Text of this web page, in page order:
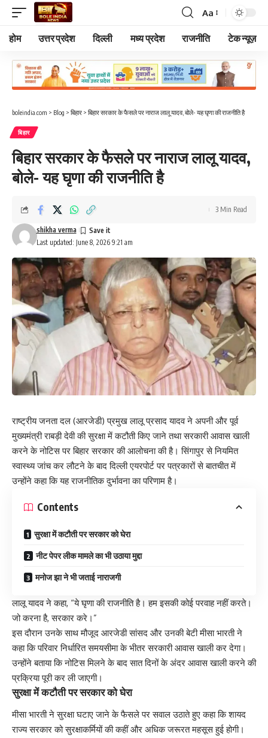
Font
Resizer
Aa
होम उत्तर प्रदेश दिल्ली मध्य प्रदेश राजनीति टेक न्यूज़
boleindia.com > Blog > बिहार > बिहार सरकार के फैसले पर नाराज लालू यादव, बोले- यह घृणा की राजनीति है
बिहार
बिहार सरकार के फैसले पर नाराज लालू यादव,
बोले- यह घृणा की राजनीति है
Last updated: June 8, 2026 9:21 am
shikha verma
3 Min Read
राष्ट्रीय जनता दल (आरजेडी) प्रमुख लालू प्रसाद यादव ने अपनी और पूर्व
मुख्यमंत्री राबड़ी देवी की सुरक्षा में कटौती किए जाने तथा सरकारी आवास खाली
करने के नोटिस पर बिहार सरकार की आलोचना की है। सिंगापुर से नियमित
स्वास्थ्य जांच कर लौटने के बाद दिल्ली एयरपोर्ट पर पत्रकारों से बातचीत में
उन्होंने कहा कि यह राजनीतिक दुर्भावना का परिणाम है।
Contents
सुरक्षा में कटौती पर सरकार को घेरा
नीट पेपर लीक मामले का भी उठाया मुद्दा
मनोज झा ने भी जताई नाराजगी
लालू यादव ने कहा, “ये घृणा की राजनीति है। हम इसकी कोई परवाह नहीं करते।
जो करना है, सरकार करे।”
इस दौरान उनके साथ मौजूद आरजेडी सांसद और उनकी बेटी मीसा भारती ने
कहा कि परिवार निर्धारित समयसीमा के भीतर सरकारी आवास खाली कर देगा।
उन्होंने बताया कि नोटिस मिलने के बाद सात दिनों के अंदर आवास खाली करने की
प्रक्रिया पूरी कर ली जाएगी।
सुरक्षा में कटौती पर सरकार को घेरा
मीसा भारती ने सुरक्षा घटाए जाने के फैसले पर सवाल उठाते हुए कहा कि शायद
राज्य सरकार को सुरक्षाकर्मियों की कहीं और अधिक जरूरत महसूस हुई होगी।